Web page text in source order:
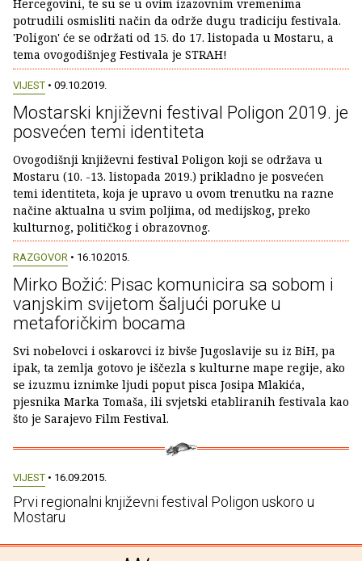
Hercegovini, te su se u ovim izazovnim vremenima
potrudili osmisliti način da održe dugu tradiciju festivala.
'Poligon' će se održati od 15. do 17. listopada u Mostaru, a
tema ovogodišnjeg Festivala je STRAH!
VIJEST • 09.10.2019.
Mostarski književni festival Poligon 2019. je
posvećen temi identiteta
Ovogodišnji književni festival Poligon koji se održava u
Mostaru (10. -13. listopada 2019.) prikladno je posvećen
temi identiteta, koja je upravo u ovom trenutku na razne
načine aktualna u svim poljima, od medijskog, preko
kulturnog, političkog i obrazovnog.
RAZGOVOR • 16.10.2015.
Mirko Božić: Pisac komunicira sa sobom i
vanjskim svijetom šaljući poruke u
metaforičkim bocama
Svi nobelovci i oskarovci iz bivše Jugoslavije su iz BiH, pa
ipak, ta zemlja gotovo je iščezla s kulturne mape regije, ako
se izuzmu iznimke ljudi poput pisca Josipa Mlakića,
pjesnika Marka Tomaša, ili svjetski etabliranih festivala kao
što je Sarajevo Film Festival.
VIJEST • 16.09.2015.
Prvi regionalni književni festival Poligon uskoro u
Mostaru